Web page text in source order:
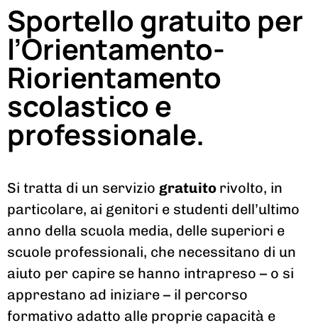
Sportello gratuito per
l’Orientamento-
Riorientamento
scolastico e
professionale.
Si tratta di un servizio gratuito rivolto, in
particolare, ai genitori e studenti dell’ultimo
anno della scuola media, delle superiori e
scuole professionali, che necessitano di un
aiuto per capire se hanno intrapreso – o si
apprestano ad iniziare – il percorso
formativo adatto alle proprie capacità e